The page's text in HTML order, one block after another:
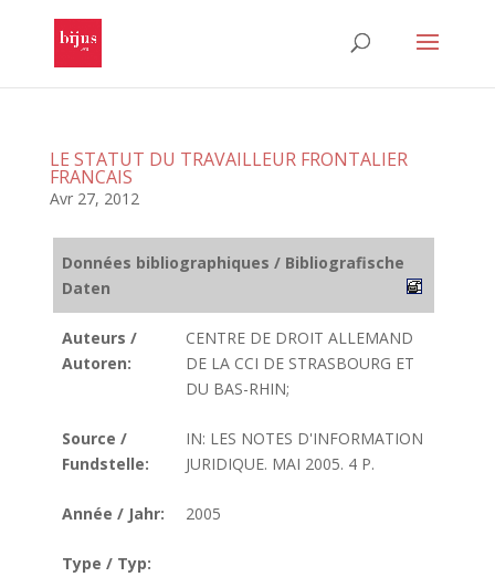
LE STATUT DU TRAVAILLEUR FRONTALIER
FRANCAIS
Avr 27, 2012
Données bibliographiques / Bibliografische
Daten
Auteurs /
Autoren:
CENTRE DE DROIT ALLEMAND
DE LA CCI DE STRASBOURG ET
DU BAS-RHIN;
Source /
Fundstelle:
IN: LES NOTES D'INFORMATION
JURIDIQUE. MAI 2005. 4 P.
Année / Jahr: 2005
Type / Typ: